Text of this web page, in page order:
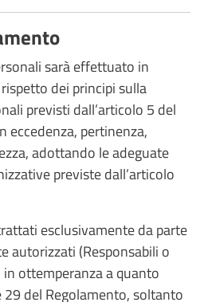
sarà effettuato in
dei principi sulla
previsti dall’articolo 5 del
eccedenza, pertinenza,
adottando le adeguate
previste dall’articolo
esclusivamente da parte
autorizzati (Responsabili o
ottemperanza a quanto
del Regolamento, soltanto